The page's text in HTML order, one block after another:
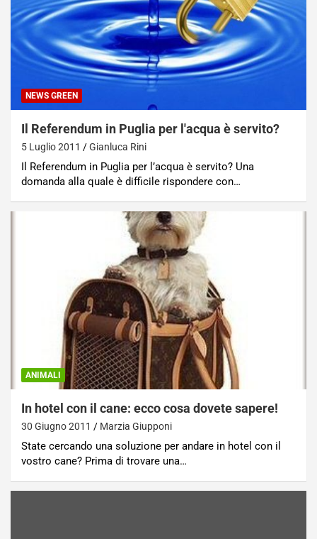
NEWS GREEN
Il Referendum in Puglia per l'acqua è servito?
5 Luglio 2011 Gianluca Rini
Il Referendum in Puglia per l’acqua è servito? Una
domanda alla quale è difficile rispondere con…
ANIMALI
In hotel con il cane: ecco cosa dovete sapere!
30 Giugno 2011 Marzia Giupponi
State cercando una soluzione per andare in hotel con il
vostro cane? Prima di trovare una…